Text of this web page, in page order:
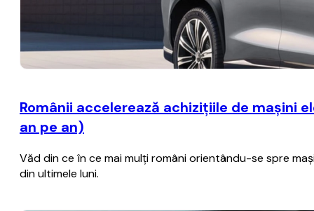
Românii accelerează achiziţiile de maşini
an pe an)
Văd din ce în ce mai mulţi români orientându-se spre
din ultimele luni.